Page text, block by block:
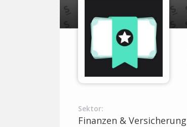
Sektor:
Finanzen & Versicherung